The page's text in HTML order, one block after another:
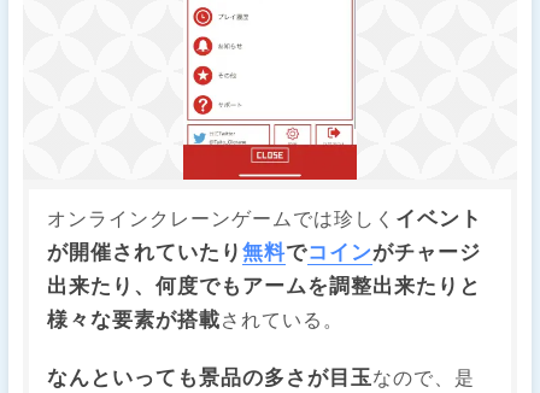
オンラインクレーンゲームでは珍しく イベント
が開催されていたり無料でコインがチャージ
出来たり、何度でもアームを調整出来たりと
様々な要素が搭載されている。
なんといっても景品の多さが目玉なので、是